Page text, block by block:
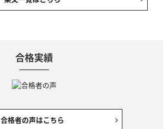
合格実績
合格者の声はこちら